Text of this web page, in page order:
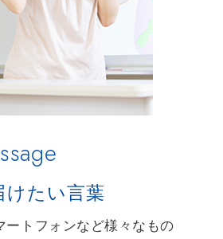
けたい言葉
ートフォンなど様々なもの